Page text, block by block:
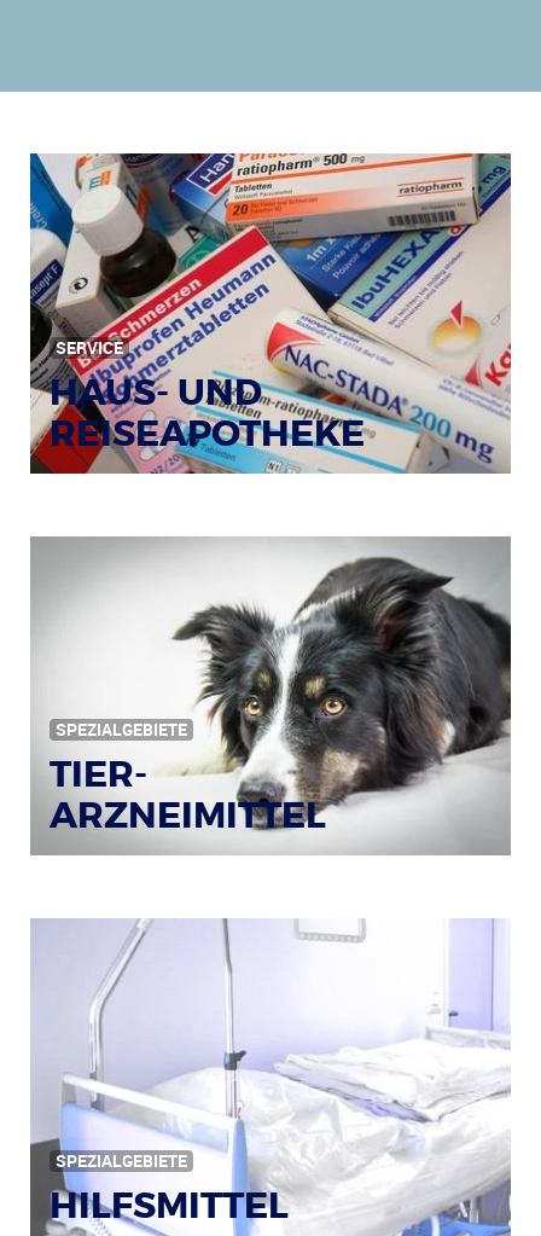
SERVICE
HAUS- UND
REISEAPOTHEKE
SPEZIALGEBIETE
TIER-
ARZNEIMITTEL
SPEZIALGEBIETE
HILFSMITTEL